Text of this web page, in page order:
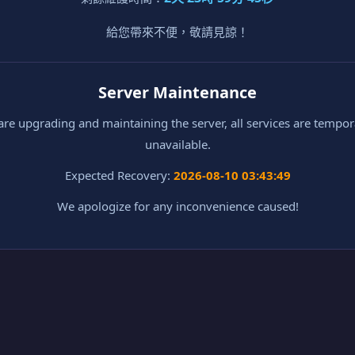
給您帶來不便，敬請見諒！
Server Maintenance
upgrading and maintaining the server, all services are
unavailable.
Expected Recovery: 2026-08-10 03:43:49
We apologize for any inconvenience caused!